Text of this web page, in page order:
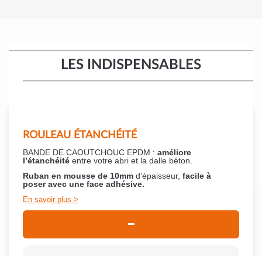
LES INDISPENSABLES
ROULEAU ÉTANCHÉITÉ
BANDE DE CAOUTCHOUC EPDM : améliore
l’étanchéité entre votre abri et la dalle béton.
Ruban en mousse de 10mm d’épaisseur, facile à
poser avec une face adhésive.
En savoir plus